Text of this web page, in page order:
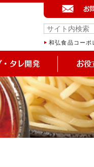
和弘食品コーポ